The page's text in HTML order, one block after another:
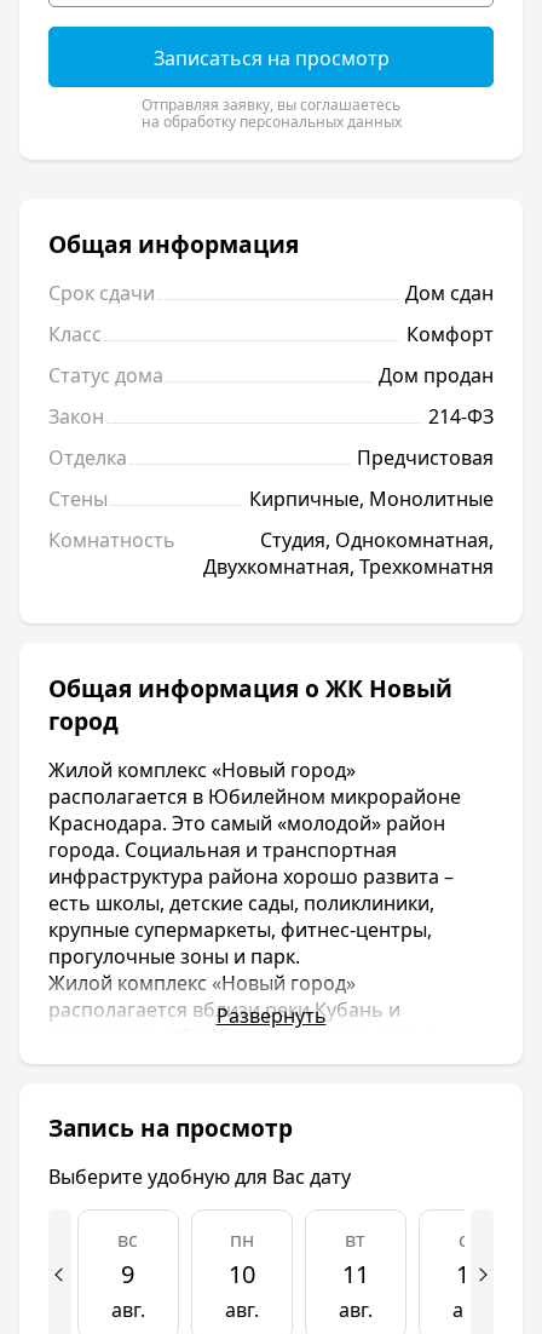
Записаться на просмотр
Отправляя заявку, вы соглашаетесь
на обработку персональных данных
Общая информация
Срок сдачи
Дом сдан
Класс
Комфорт
Статус дома
Дом продан
Закон
214-ФЗ
Отделка
Предчистовая
Стены
Кирпичные, Монолитные
Комнатность
Студия, Однокомнатная,
Двухкомнатная, Трехкомнатня
Общая информация о ЖК Новый
город
Жилой комплекс «Новый город»
располагается в Юбилейном микрорайоне
Краснодара. Это самый «молодой» район
города. Социальная и транспортная
инфраструктура района хорошо развита –
есть школы, детские сады, поликлиники,
крупные супермаркеты, фитнес-центры,
прогулочные зоны и парк.
Жилой комплекс «Новый город»
располагается вблизи реки Кубань и
включает в себя 15 многоэтажных жилых
домов, 13 их них уже построены.
располагается в Юбилейном микрорайоне
Краснодара. Это самый «молодой» район
города. Социальная и транспортная
инфраструктура района хорошо развита –
есть школы, детские сады, поликлиники,
крупные супермаркеты, фитнес-центры,
Жилой комплекс «Новый город»
Развернуть
Запись на просмотр
Выберите удобную для Вас дату
вс
9
авг.
пн
10
авг.
вт
11
авг.
ср
12
авг.